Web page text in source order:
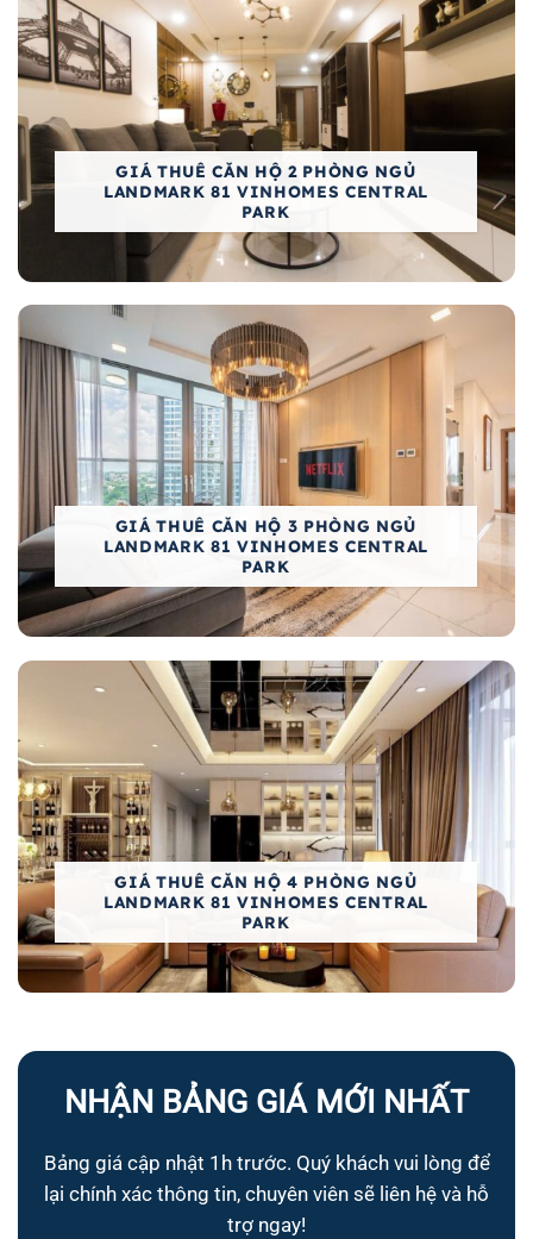
GIÁ THUÊ CĂN HỘ 2 PHÒNG NGỦ
LANDMARK 81 VINHOMES CENTRAL
PARK
GIÁ THUÊ CĂN HỘ 3 PHÒNG NGỦ
LANDMARK 81 VINHOMES CENTRAL
PARK
GIÁ THUÊ CĂN HỘ 4 PHÒNG NGỦ
LANDMARK 81 VINHOMES CENTRAL
PARK
NHẬN BẢNG GIÁ MỚI NHẤT
Bảng giá cập nhật 1h trước. Quý khách vui lòng để
lại chính xác thông tin, chuyên viên sẽ liên hệ và hỗ
trợ ngay!